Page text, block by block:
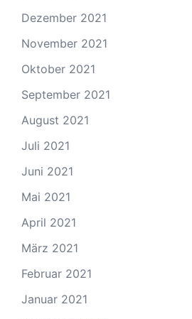
Dezember 2021
November 2021
Oktober 2021
September 2021
August 2021
Juli 2021
Juni 2021
Mai 2021
April 2021
März 2021
Februar 2021
Januar 2021